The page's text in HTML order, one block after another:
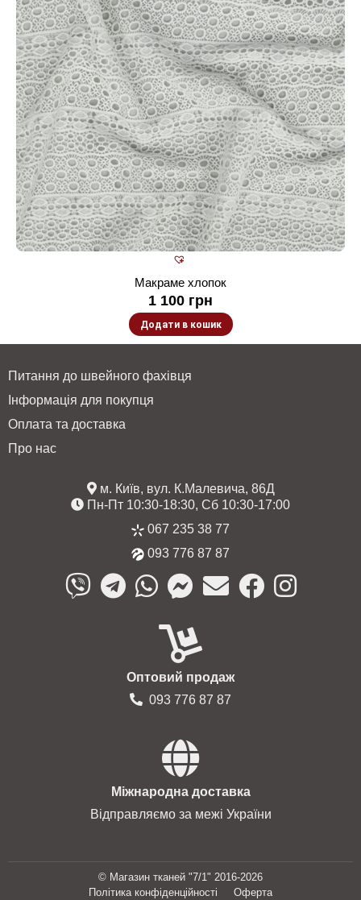
Макраме хлопок
1 100 грн
Додати в кошик
Питання до швейного фахівця
Інформація для покупця
Оплата та доставка
Про нас
м. Київ, вул. К.Малевича, 86Д
Пн-Пт 10:30-18:30, Сб 10:30-17:00
067 235 38 77
093 776 87 87
Оптовий продаж
093 776 87 87
Міжнародна доставка
Відправляємо за межі України
© Магазин тканей "7/1" 2016-2026
Політика конфіденційності
Оферта